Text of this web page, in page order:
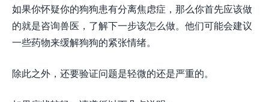
如果你怀疑你的狗狗患有分离焦虑症，那么你首先应该做
的就是咨询兽医，了解下一步该怎么做。他们可能会建议
一些药物来缓解狗狗的紧张情绪。
除此之外，还要验证问题是轻微的还是严重的。